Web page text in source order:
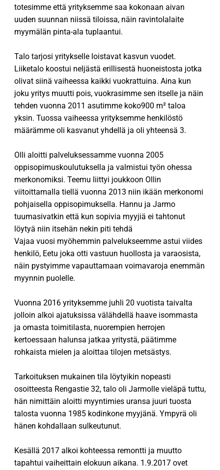
totesimme että yrityksemme saa kokonaan aivan
uuden suunnan niissä tiloissa, näin ravintolalaite
myymälän pinta-ala tuplaantui.
Talo tarjosi yritykselle loistavat kasvun vuodet.
Liiketalo koostui neljästä erillisestä huoneistosta jotka
olivat siinä vaiheessa kaikki vuokrattuina. Aina kun
joku yritys muutti pois, vuokrasimme sen itselle ja näin
tehden vuonna 2011 asutimme koko900 m² taloa
yksin. Tuossa vaiheessa yrityksemme henkilöstö
määrämme oli kasvanut yhdellä ja oli yhteensä 3.
Olli aloitti palveluksessamme vuonna 2005
oppisopimuskoulutuksella ja valmistui työn ohessa
merkonomiksi. Teemu liittyi joukkoon Ollin
viitoittamalla tiellä vuonna 2013 niin ikään merkonomi
pohjaisella oppisopimuksella. Hannu ja Jarmo
tuumasivatkin että kun sopivia myyjiä ei tahtonut
löytyä niin itsehän nekin piti tehdä
Vajaa vuosi myöhemmin palvelukseemme astui viides
henkilö, Eetu joka otti vastuun huollosta ja varaosista,
näin pystyimme vapauttamaan voimavaroja enemmän
myynnin puolelle.
Vuonna 2016 yrityksemme juhli 20 vuotista taivalta
jolloin alkoi ajatuksissa välähdellä haave isommasta
ja omasta toimitilasta, nuorempien herrojen
kertoessaan halunsa jatkaa yritystä, päätimme
rohkaista mielen ja aloittaa tilojen metsästys.
Tarkoituksen mukainen tila löytyikin nopeasti
osoitteesta Rengastie 32, talo oli Jarmolle vieläpä tuttu,
hän nimittäin aloitti myyntimies uransa juuri tuosta
talosta vuonna 1985 kodinkone myyjänä. Ympyrä oli
hänen kohdallaan sulkeutunut.
Kesällä 2017 alkoi kohteessa remontti ja muutto
tapahtui vaiheittain elokuun aikana. 1.9.2017 ovet